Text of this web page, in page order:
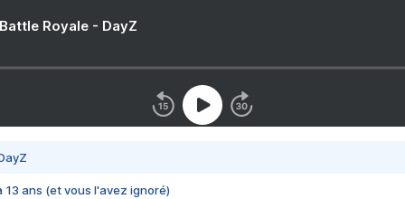
Royale - DayZ
13 ans (et vous l'avez ignoré)